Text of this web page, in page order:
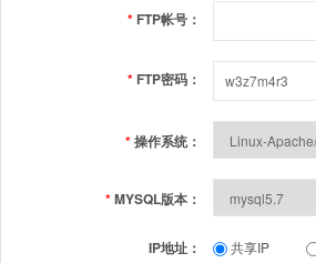
* FTP帐号：
* FTP密码：
*操作系统：
*MYSQL版本：
IP地址： 共享IP